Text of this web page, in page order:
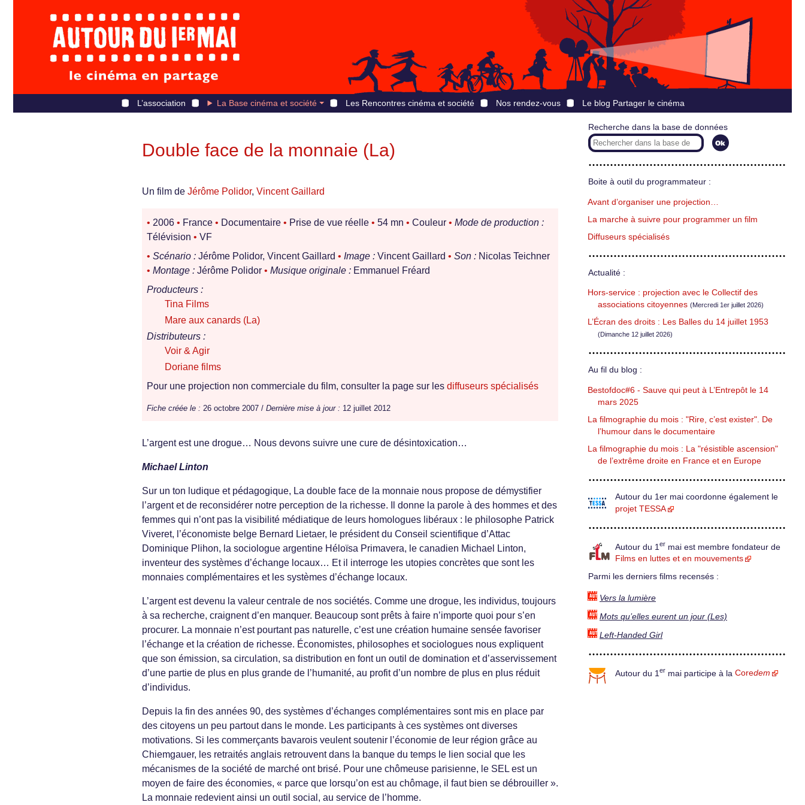
L’association La Base cinéma et société Les Rencontres cinéma et société Nos rendez-vous Le blog Partager le cinéma
Double face de la monnaie (La)
Un film de Jérôme Polidor, Vincent Gaillard
• 2006 • France • Documentaire • Prise de vue réelle • 54 mn • Couleur • Mode de production :
Télévision • VF
• Scénario : Jérôme Polidor, Vincent Gaillard • Image : Vincent Gaillard • Son : Nicolas Teichner
• Montage : Jérôme Polidor • Musique originale : Emmanuel Fréard
Producteurs :
Tina Films
Mare aux canards (La)
Distributeurs :
Voir & Agir
Doriane films
Pour une projection non commerciale du film, consulter la page sur les diffuseurs spécialisés
Fiche créée le : 26 octobre 2007 / Dernière mise à jour : 12 juillet 2012
L’argent est une drogue… Nous devons suivre une cure de désintoxication…
Michael Linton
Sur un ton ludique et pédagogique, La double face de la monnaie nous propose de démystifier
l’argent et de reconsidérer notre perception de la richesse. Il donne la parole à des hommes et des
femmes qui n’ont pas la visibilité médiatique de leurs homologues libéraux : le philosophe Patrick
Viveret, l’économiste belge Bernard Lietaer, le président du Conseil scientifique d’Attac
Dominique Plihon, la sociologue argentine Héloïsa Primavera, le canadien Michael Linton,
inventeur des systèmes d’échange locaux… Et il interroge les utopies concrètes que sont les
monnaies complémentaires et les systèmes d’échange locaux.
L’argent est devenu la valeur centrale de nos sociétés. Comme une drogue, les individus, toujours
à sa recherche, craignent d’en manquer. Beaucoup sont prêts à faire n’importe quoi pour s’en
procurer. La monnaie n’est pourtant pas naturelle, c’est une création humaine sensée favoriser
l’échange et la création de richesse. Économistes, philosophes et sociologues nous expliquent
que son émission, sa circulation, sa distribution en font un outil de domination et d’asservissement
d’une partie de plus en plus grande de l’humanité, au profit d’un nombre de plus en plus réduit
d’individus.
Depuis la fin des années 90, des systèmes d’échanges complémentaires sont mis en place par
des citoyens un peu partout dans le monde. Les participants à ces systèmes ont diverses
motivations. Si les commerçants bavarois veulent soutenir l’économie de leur région grâce au
Chiemgauer, les retraités anglais retrouvent dans la banque du temps le lien social que les
mécanismes de la société de marché ont brisé. Pour une chômeuse parisienne, le SEL est un
moyen de faire des économies, « parce que lorsqu’on est au chômage, il faut bien se débrouiller ».
La monnaie redevient ainsi un outil social, au service de l’homme.
Recherche dans la base de données
Boite à outil du programmateur :
Avant d’organiser une projection…
La marche à suivre pour programmer un film
Diffuseurs spécialisés
Actualité :
Hors-service : projection avec le Collectif des
associations citoyennes (Mercredi 1er juillet 2026)
L’Écran des droits : Les Balles du 14 juillet 1953
(Dimanche 12 juillet 2026)
Au fil du blog :
Bestofdoc#6 - Sauve qui peut à L’Entrepôt le 14
mars 2025
La filmographie du mois : "Rire, c’est exister". De
l’humour dans le documentaire
La filmographie du mois : La "résistible ascension"
de l’extrême droite en France et en Europe
Autour du 1er mai coordonne également le
projet TESSA
Autour du 1 er mai est membre fondateur de
Films en luttes et en mouvements
Parmi les derniers films recensés :
Vers la lumière
Mots qu’elles eurent un jour (Les)
Left-Handed Girl
Autour du 1 er mai participe à la Coredem